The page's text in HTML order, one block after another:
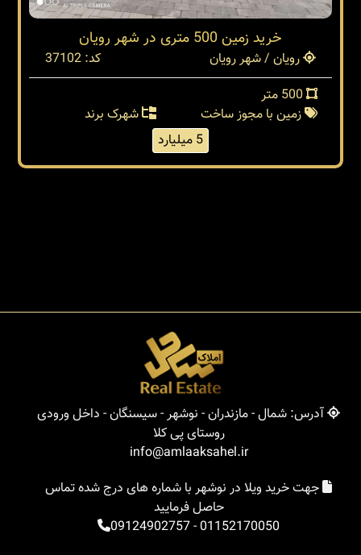
خرید زمین 500 متری در شهر رویان
رویان / شهر رویان
کد: 37102
زمین با مجوز ساخت
شهرک برند
5 میلیارد
آدرس: شمال - مازندران - نوشهر - سیسنگان - داخل ورودی
روستای پی کلا
info@amlaaksahel.ir
جهت خرید ویلا در نوشهر با شماره های درج شده تماس
حاصل فرمایید
01152170050
-
09124902757